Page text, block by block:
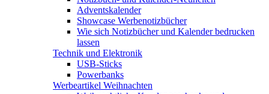
Adventskalender
Showcase Werbenotizbücher
Wie sich Notizbücher und Kalender bedrucken
lassen
Technik und Elektronik
USB-Sticks
Powerbanks
Werbeartikel Weihnachten